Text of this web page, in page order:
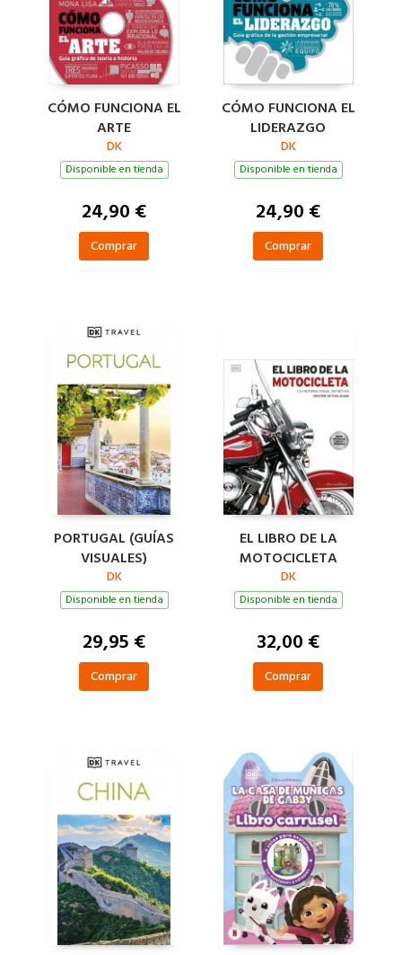
CÓMO FUNCIONA EL
ARTE
DK
Disponible en tienda
24,90 €
Comprar
CÓMO FUNCIONA EL
LIDERAZGO
DK
Disponible en tienda
24,90 €
Comprar
PORTUGAL (GUÍAS
VISUALES)
DK
Disponible en tienda
29,95 €
Comprar
EL LIBRO DE LA
MOTOCICLETA
DK
Disponible en tienda
32,00 €
Comprar